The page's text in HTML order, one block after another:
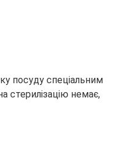
посуду спеціальним
стерилізацію немає,